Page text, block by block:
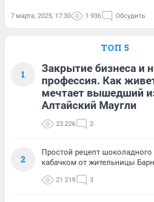
7 марта, 2025, 17:30 1 936 Обсудить
ТОП 5
1
Закрытие бизнеса и
профессия. Как
мечтает вышедший
Алтайский Маугли
23 226 2
2
Простой рецепт шоколадного
кабачком от жительницы
21 219 3